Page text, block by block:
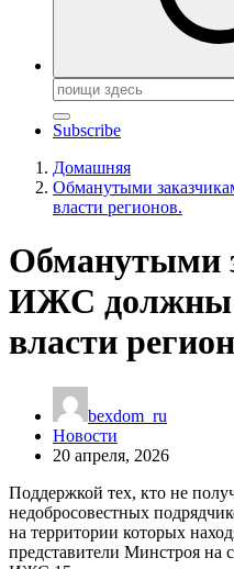
Поиск:
Subscribe
Домашняя
Обманутыми
власти регионов.
Обманутыми
ИЖС должны
власти
bexdom_ru
Новости
20 апреля, 2026
Поддержкой тех, кто не
недобросовестных
на территории которых
представители Минстроя на